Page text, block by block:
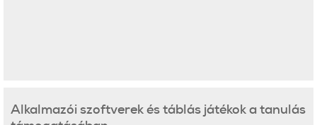
Alkalmazói szoftverek és táblás játékok a tanulás